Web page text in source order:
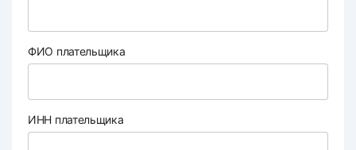
ФИО плательщика
ИНН плательщика